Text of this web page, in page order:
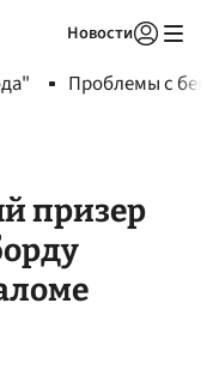
Новости
Проблемы с
призер